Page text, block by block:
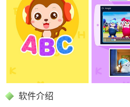
软件介绍